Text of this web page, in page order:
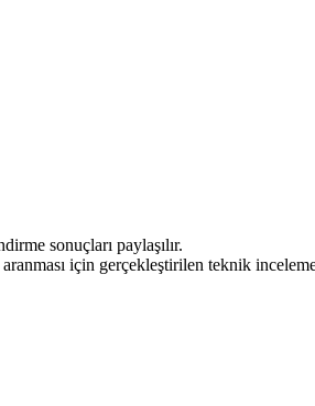
sonuçları paylaşılır.
için gerçekleştirilen teknik